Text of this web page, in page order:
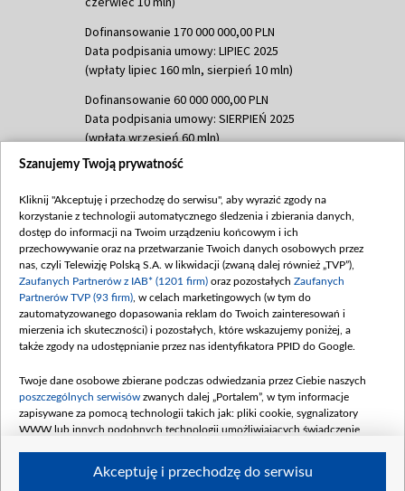
Dofinansowanie 170 000 000,00 PLN
Data podpisania umowy: LIPIEC 2025
(wpłaty lipiec 160 mln, sierpień 10 mln)
Dofinansowanie 60 000 000,00 PLN
Data podpisania umowy: SIERPIEŃ 2025
(wpłata wrzesień 60 mln)
Dofinansowanie 635 783 051,21 PLN
(wpłata wrzesień 100 mln, październik 350
mln, listopad 265 mln)
Dofinansowanie 48 862 000,00 PLN
Data podpisania umowy: GRUDZIEŃ 2025
(wpłata grudzień 60,548 mln)
Dofinansowanie 900 000 000,00 PLN
Data podpisania umowy: LUTY 2026 (wpłata
kwiecień 180 mln, 7 maja 180 mln, 8
czerwca 90 mln)
Dofinansowanie 250 000 000,00 PLN
4 sierpnia 250 mln
Szanujemy Twoją prywatność
Kliknij "Akceptuję i przechodzę do serwisu", aby wyrazić zgody na
korzystanie z technologii automatycznego śledzenia i zbierania danych,
dostęp do informacji na Twoim urządzeniu końcowym i ich
przechowywanie oraz na przetwarzanie Twoich danych osobowych przez
nas, czyli Telewizję Polską S.A. w likwidacji (zwaną dalej również „TVP”),
Zaufanych Partnerów z IAB* (1201 firm) oraz pozostałych Zaufanych
Partnerów TVP (93 firm) , w celach marketingowych (w tym do
zautomatyzowanego dopasowania reklam do Twoich zainteresowań i
mierzenia ich skuteczności) i pozostałych, które wskazujemy poniżej, a
także zgody na udostępnianie przez nas identyfikatora PPID do Google.
Twoje dane osobowe zbierane podczas odwiedzania przez Ciebie naszych
poszczególnych serwisów zwanych dalej „Portalem”, w tym informacje
zapisywane za pomocą technologii takich jak: pliki cookie, sygnalizatory
WWW lub innych podobnych technologii umożliwiających świadczenie
Akceptuję i przechodzę do serwisu